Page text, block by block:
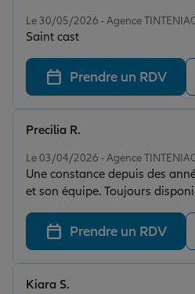
Le 30/05/2026 - Agence
Saint cast
Prendre un RDV
Le 03/04/2026 - Agence
Une constance depuis des
et son équipe. Toujours
détail pas des moindres... Une
Precilia R.
Prendre un RDV
Kiara S.